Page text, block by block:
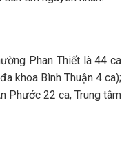
Phan Thiết là 44 ca
khoa Bình Thuận 4 ca);
Phước 22 ca, Trung tâm